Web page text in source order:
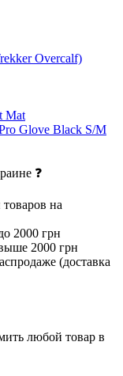
Overcalf)
Mat
Glove Black S/M
❓
на
2000 грн
2000 грн
(доставка
любой товар в